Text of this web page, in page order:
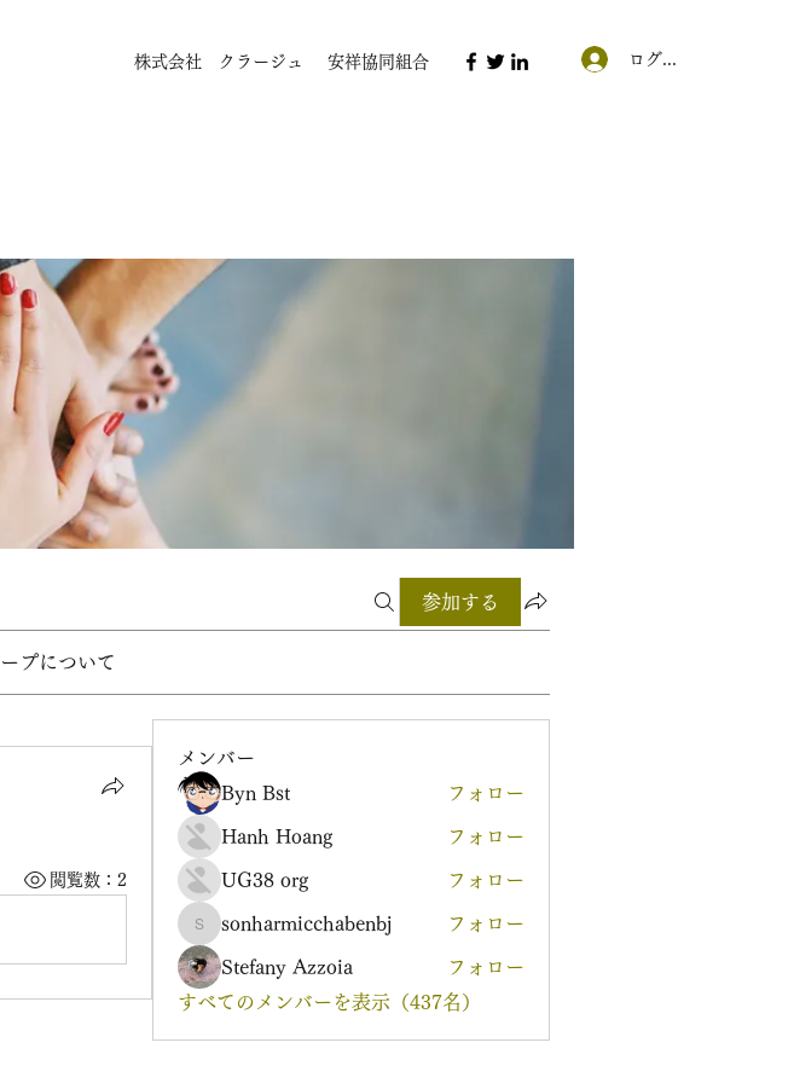
株式会社 クラージュ 安祥協同組合 ログイン
参加する
プについて
閲覧数：2
メンバー
Byn Bst
フォロー
Hanh Hoang フォロー
UG38 org フォロー
sonharmicchabenbj
sonharmicchabenbj フォロー
Stefany Azzoia
フォロー
すべてのメンバーを表示（437名）